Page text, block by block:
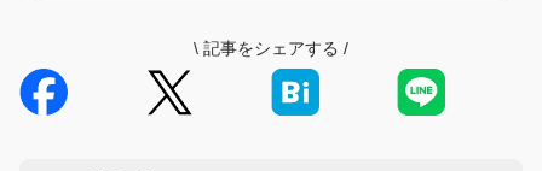
\ 記事をシェアする /